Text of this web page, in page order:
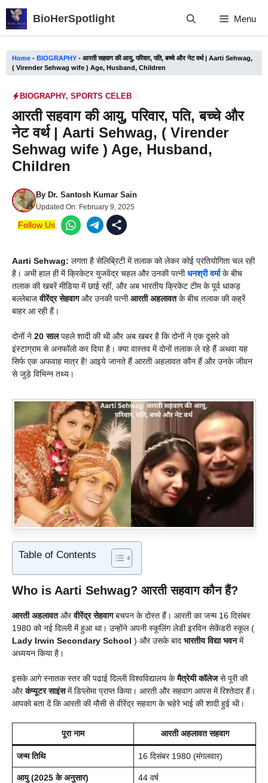
Skip
BioHerSpotlight Menu
Home - BIOGRAPHY - आरती सहवाग की आयु, परिवार, पति, बच्चे और नेट वर्थ | Aarti Sehwag,
( Virender Sehwag wife ) Age, Husband, Children
BIOGRAPHY, SPORTS CELEB
आरती सहवाग की आयु, परिवार, पति, बच्चे और
नेट वर्थ | Aarti Sehwag, ( Virender
Sehwag wife ) Age, Husband,
Children
By Dr. Santosh Kumar Sain
Updated On: February 9, 2025
Follow Us
Aarti Sehwag: लगता है सेलिब्रिटी में तलाक को लेकर कोई प्रतियोगिता चल रही
है। अभी हाल ही में क्रिकेटर युजवेंद्र चहल और उनकी पत्नी धनश्री वर्माके बीच
तलाक की खबरें मीडिया में छाई रहीं, और अब भारतीय क्रिकेट टीम के पूर्व धाकड़
बल्लेबाजवीरेंद्र सेहवागऔर उनकी पत्नीआरती अहलावतके बीच तलाक की कह्रें
बाहर आ रही हैं।
दोनों ने 20 सालपहले शादी की थी और अब खबर है कि दोनों ने एक दूसरे को
इंस्टाग्राम से अनफॉलो कर दिया है। क्या वास्तव में दोनों तलाक ले रहे हैं अथवा यह
सिर्फ एक अफवाह मात्र है! आइये जानते हैं आरती अहलावत कौन हैं और उनके जीवन
से जुड़े विभिन्न तथ्य।
Table of Contents
Who is Aarti Sehwag? आरती सहवाग कौन हैं?
आरती अहलावतऔरवीरेंद्र सेहवागबचपन के दोस्त हैं। आरती का जन्म 16 दिसंबर
1980 को नई दिल्ली में हुआ था। उन्होंने अपनी स्कूलिंग लेडी इरविन सेकेंडरी स्कूल (
Lady Irwin Secondary School ) और उसके बाद भारतीय विद्या भवनमें
अध्ययन किया है।
इसके आगे स्नातक स्तर की पढाई दिल्ली विश्वविद्यालय केमैत्रेयी कॉलेजसे पूरी की
औरकंप्यूटर साइंसमें डिप्लोमा प्राप्त किया। आरती और सहवाग आपस में रिश्तेदार हैं।
आपको बता दें कि आरती की मौसी से वीरेंद्र सहवाग के चहेरे भाई की शादी हुई थी।
पूरा नाम आरती अहलावत सहवाग
जन्म तिथि 16 दिसंबर 1980 (मंगलवार)
आयु (2025 के अनुसार) 44 वर्ष